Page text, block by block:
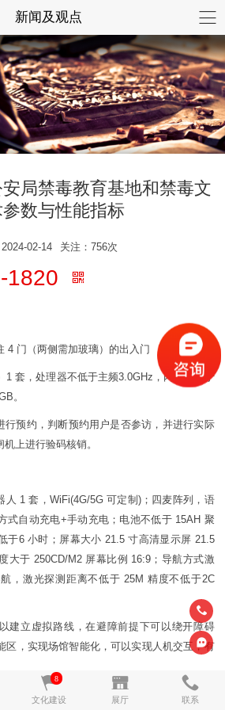
新闻及观点
8
文化建设 展厅 联系
局禁毒教育基地和禁毒文
数与性能指标
02-14 关注：756次
1820
4 门（两侧需加玻璃）的出入门
1 套，处理器不低于主频3.0GHz，内存不低于
。
行预约，判断预约用户是否参访，并进行实际
上进行验码核销。
人 1 套，WiFi(4G/5G 可定制)；四麦阵列，语
式自动充电+手动充电；电池不低于 15AH 聚
于6 小时；屏幕大小 21.5 寸高清显示屏 21.5
大于 250CD/M2 屏幕比例 16:9；导航方式激
，激光探测距离不低于 25M 精度不低于2C
建立虚拟路线，在避障前提下可以绕开障碍
区，实现场馆智能化，可以实现人机交互，有
文化建设咨询热线
028-87337734